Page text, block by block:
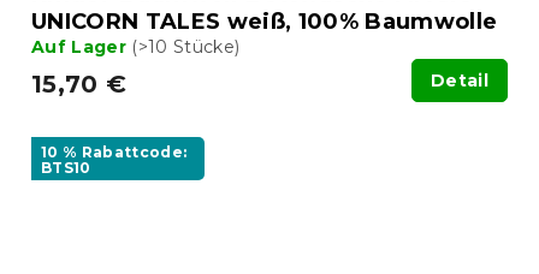
UNICORN TALES weiß, 100% Baumwolle
Auf Lager (>10 Stücke)
15,70 € Detail
10 % Rabattcode:
BTS10